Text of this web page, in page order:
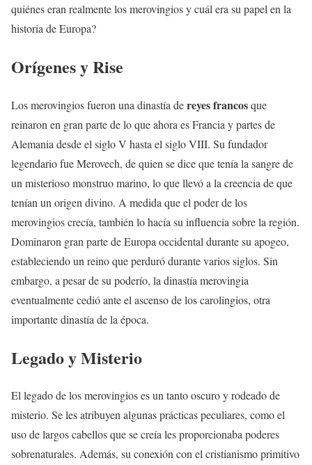
quiénes eran realmente los merovingios y cuál era su papel en la
historia de Europa?
Orígenes y Rise
Los merovingios fueron una dinastía dereyes francosque
reinaron en gran parte de lo que ahora es Francia y partes de
Alemania desde el siglo V hasta el siglo VIII. Su fundador
legendario fue Merovech, de quien se dice que tenía la sangre de
un misterioso monstruo marino, lo que llevó a la creencia de que
tenían un origen divino. A medida que el poder de los
merovingios crecía, también lo hacía su influencia sobre la región.
Dominaron gran parte de Europa occidental durante su apogeo,
estableciendo un reino que perduró durante varios siglos. Sin
embargo, a pesar de su poderío, la dinastía merovingia
eventualmente cedió ante el ascenso de los carolingios, otra
importante dinastía de la época.
Legado y Misterio
El legado de los merovingios es un tanto oscuro y rodeado de
misterio. Se les atribuyen algunas prácticas peculiares, como el
uso de largos cabellos que se creía les proporcionaba poderes
sobrenaturales. Además, su conexión con el cristianismo primitivo